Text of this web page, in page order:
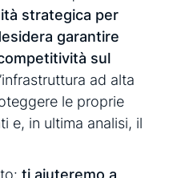
strategica per
garantire
sul
ad alta
le proprie
e, in ultima analisi, il
ti aiuteremo a